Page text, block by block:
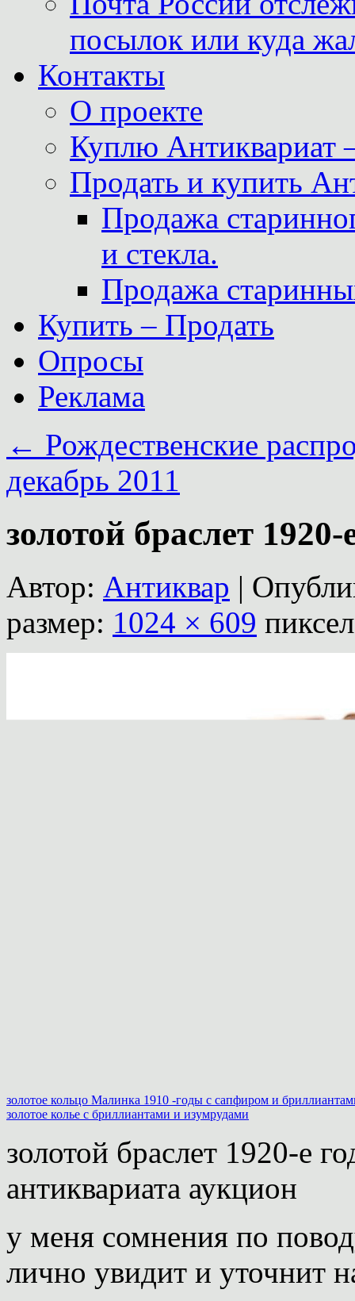
посылок или куда
Контакты
О проекте
Куплю Антиквариат
Продать и купить
Продажа
и стекла.
Продажа
Купить – Продать
Опросы
Реклама
← Рождественские
декабрь 2011
золотой браслет
Автор: Антиквар |
размер: 1024 × 609
золотое кольцо Малинка 1910 -годы с сапфиром и
золотое колье с бриллиантами и изумрудами
золотой браслет 1920-е
антиквариата аукцион
у меня сомнения по
лично увидит и уточнит